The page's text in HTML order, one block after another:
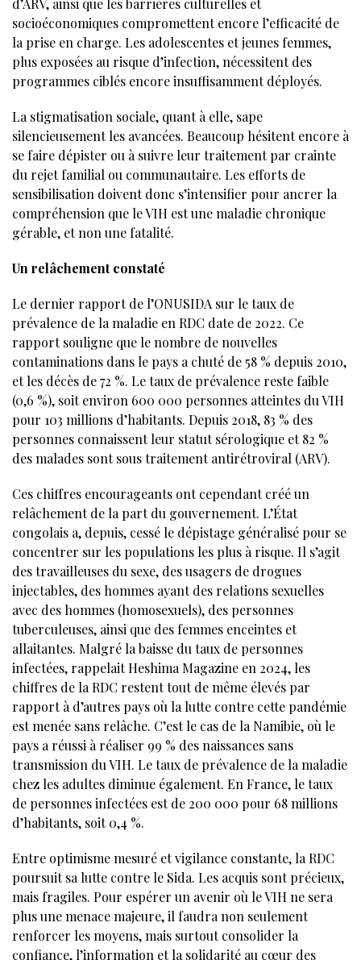
d’ARV, ainsi que les barrières culturelles et
socioéconomiques compromettent encore l’efficacité de
la prise en charge. Les adolescentes et jeunes femmes,
plus exposées au risque d’infection, nécessitent des
programmes ciblés encore insuffisamment déployés.
La stigmatisation sociale, quant à elle, sape
silencieusement les avancées. Beaucoup hésitent encore à
se faire dépister ou à suivre leur traitement par crainte
du rejet familial ou communautaire. Les efforts de
sensibilisation doivent donc s’intensifier pour ancrer la
compréhension que le VIH est une maladie chronique
gérable, et non une fatalité.
Un relâchement constaté
Le dernier rapport de l’ONUSIDA sur le taux de
prévalence de la maladie en RDC date de 2022. Ce
rapport souligne que le nombre de nouvelles
contaminations dans le pays a chuté de 58 % depuis 2010,
et les décès de 72 %. Le taux de prévalence reste faible
(0,6 %), soit environ 600 000 personnes atteintes du VIH
pour 103 millions d’habitants. Depuis 2018, 83 % des
personnes connaissent leur statut sérologique et 82 %
des malades sont sous traitement antirétroviral (ARV).
Ces chiffres encourageants ont cependant créé un
relâchement de la part du gouvernement. L’État
congolais a, depuis, cessé le dépistage généralisé pour se
concentrer sur les populations les plus à risque. Il s’agit
des travailleuses du sexe, des usagers de drogues
injectables, des hommes ayant des relations sexuelles
avec des hommes (homosexuels), des personnes
tuberculeuses, ainsi que des femmes enceintes et
allaitantes. Malgré la baisse du taux de personnes
infectées, rappelait Heshima Magazine en 2024, les
chiffres de la RDC restent tout de même élevés par
rapport à d’autres pays où la lutte contre cette pandémie
est menée sans relâche. C’est le cas de la Namibie, où le
pays a réussi à réaliser 99 % des naissances sans
transmission du VIH. Le taux de prévalence de la maladie
chez les adultes diminue également. En France, le taux
de personnes infectées est de 200 000 pour 68 millions
d’habitants, soit 0,4 %.
Entre optimisme mesuré et vigilance constante, la RDC
poursuit sa lutte contre le Sida. Les acquis sont précieux,
mais fragiles. Pour espérer un avenir où le VIH ne sera
plus une menace majeure, il faudra non seulement
renforcer les moyens, mais surtout consolider la
confiance, l’information et la solidarité au cœur des